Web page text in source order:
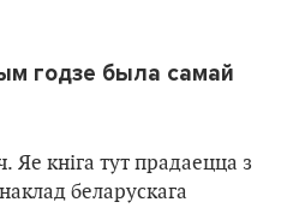
годзе была самай
Яе кніга тут прадаецца з
беларускага